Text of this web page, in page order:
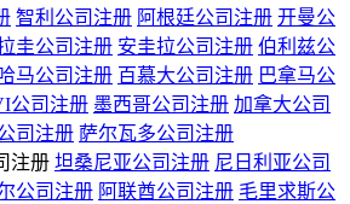
智利公司注册 阿根廷公司注册 开曼公
圭公司注册 安圭拉公司注册 伯利兹公
马公司注册 百慕大公司注册 巴拿马公
公司注册 墨西哥公司注册 加拿大公司
司注册 萨尔瓦多公司注册
注册 坦桑尼亚公司注册 尼日利亚公司
公司注册 阿联酋公司注册 毛里求斯公